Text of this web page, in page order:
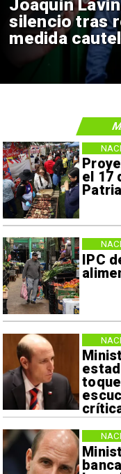
Joaquín
silencio tras
medida
el 17
IPC